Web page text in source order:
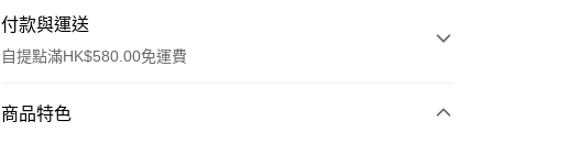
付款與運送
自提點滿HK$580.00免運費
付款方式
商品特色